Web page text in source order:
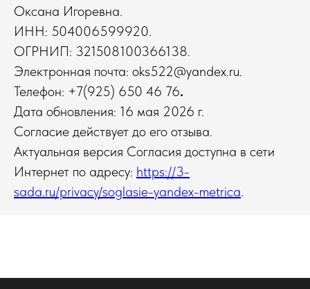
Оксана Игоревна.
ИНН: 504006599920.
ОГРНИП: 321508100366138.
Электронная почта: oks522@yandex.ru.
Телефон: +7(925) 650 46 76.
Дата обновления: 16 мая 2026 г.
Согласие действует до его отзыва.
Актуальная версия Согласия доступна в сети
Интернет по адресу: https://3-
sada.ru/privacy/soglasie-yandex-metrica.